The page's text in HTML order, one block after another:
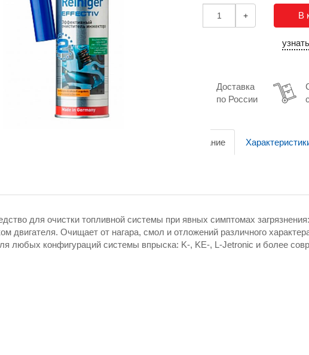
+ В
Доставка
по России
Описание
для очистки топливной системы при явных симптомах
двигателя. Очищает от нагара, смол и отложений различного
любых конфигураций системы впрыска: K-, KE-, L-Jetronic и более